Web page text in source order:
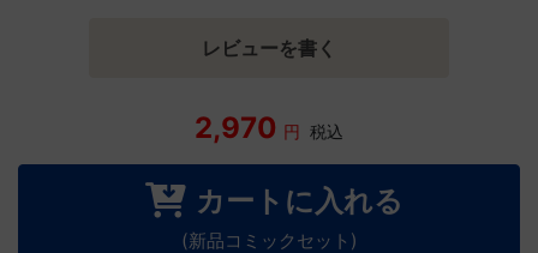
レビューを書く
2,970 円 税込
カートに入れる
(新品コミックセット)